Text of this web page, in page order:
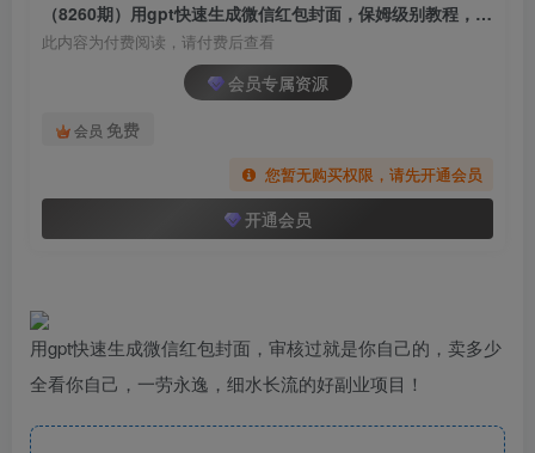
（8260期）用gpt快速生成微信红包封面，保姆级别教程，小白看完即可上手操作
此内容为付费阅读，请付费后查看
会员专属资源
会员 免费
您暂无购买权限，请先开通会员
开通会员
用gpt快速生成微信红包封面，审核过就是你自己的，卖多少
全看你自己，一劳永逸，细水长流的好副业项目！